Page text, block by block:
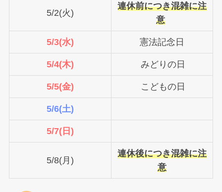
5/2(火)
連休前につき混雑に注
意
5/3(水) 憲法記念日
5/4(木) みどりの日
5/5(金) こどもの日
5/6(土)
5/7(日)
5/8(月)
連休後につき混雑に注
意